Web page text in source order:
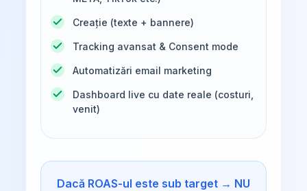
Creație (texte + bannere)
Tracking avansat & Consent mode
Automatizări email marketing
Dashboard live cu date reale (costuri,
venit)
Dacă ROAS-ul este sub target → NU